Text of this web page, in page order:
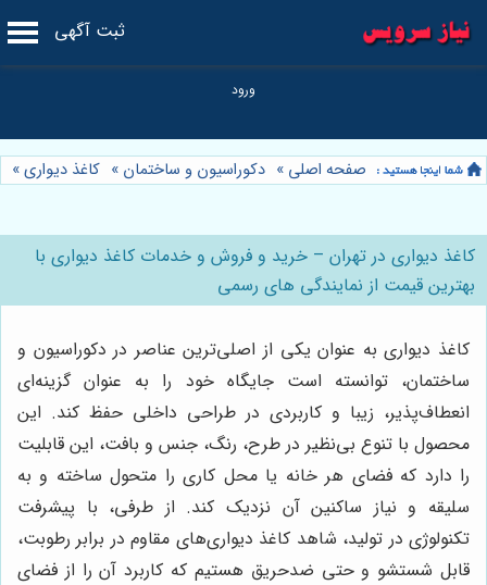
ثبت آگهی
صفحه اصلی » دکوراسیون و ساختمان » کاغذ دیواری»
کاغذ دیواری در تهران – خرید و فروش و خدمات کاغذ دیواری با
بهترین قیمت از نمایندگی های رسمی
کاغذ دیواری به عنوان یکی از اصلی‌ترین عناصر در دکوراسیون و
ساختمان، توانسته است جایگاه خود را به عنوان گزینه‌ای
انعطاف‌پذیر، زیبا و کاربردی در طراحی داخلی حفظ کند. این
محصول با تنوع بی‌نظیر در طرح، رنگ، جنس و بافت، این قابلیت
را دارد که فضای هر خانه یا محل کاری را متحول ساخته و به
سلیقه و نیاز ساکنین آن نزدیک کند. از طرفی، با پیشرفت
تکنولوژی در تولید، شاهد کاغذ دیواری‌های مقاوم در برابر رطوبت،
قابل شستشو و حتی ضدحریق هستیم که کاربرد آن را از فضای